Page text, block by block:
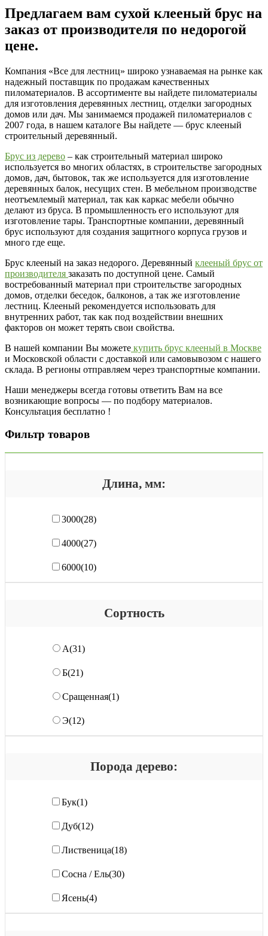
Предлагаем вам сухой клееный брус на
заказ от производителя по недорогой
цене.
Компания «Все для лестниц» широко узнаваемая на рынке как
надежный поставщик по продажам качественных
пиломатериалов. В ассортименте вы найдете пиломатериалы
для изготовления деревянных лестниц, отделки загородных
домов или дач. Мы занимаемся продажей пиломатериалов с
2007 года, в нашем каталоге Вы найдете — брус клееный
строительный деревянный.
Брус из дерево – как строительный материал широко
используется во многих областях, в строительстве загородных
домов, дач, бытовок, так же используется для изготовление
деревянных балок, несущих стен. В мебельном производстве
неотъемлемый материал, так как каркас мебели обычно
делают из бруса. В промышленность его используют для
изготовление тары. Транспортные компании, деревянный
брус используют для создания защитного корпуса грузов и
много где еще.
Брус клееный на заказ недорого. Деревянный клееный брус от
производителя заказать по доступной цене. Самый
востребованный материал при строительстве загородных
домов, отделки беседок, балконов, а так же изготовление
лестниц. Клееный рекомендуется использовать для
внутренних работ, так как под воздействии внешних
факторов он может терять свои свойства.
В нашей компании Вы можете купить брус клееный в Москве
и Московской области с доставкой или самовывозом с нашего
склада. В регионы отправляем через транспортные компании.
Наши менеджеры всегда готовы ответить Вам на все
возникающие вопросы — по подбору материалов.
Консультация бесплатно !
Фильтр товаров
Длина, мм:
3000(28)
4000(27)
6000(10)
Сортность
А(31)
Б(21)
Сращенная(1)
Э(12)
Порода дерево:
Бук(1)
Дуб(12)
Лиственица(18)
Сосна / Ель(30)
Ясень(4)